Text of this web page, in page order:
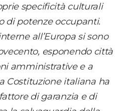
specificità culturali
di potenze occupanti.
all’Europa si sono
esponendo città
amministrative e a
Costituzione italiana ha
di garanzia e di